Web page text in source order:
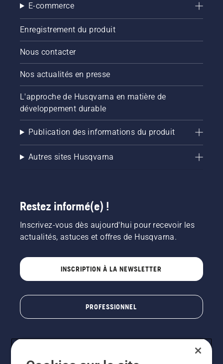
E-commerce
Enregistrement du produit
Nous contacter
Nos actualités en presse
L'approche de Husqvarna en matière de
développement durable
Publication des informations du produit
Autres sites Husqvarna
Restez informé(e) !
Inscrivez-vous dès aujourd'hui pour recevoir les
actualités, astuces et offres de Husqvarna.
INSCRIPTION À LA NEWSLETTER
PROFESSIONNEL